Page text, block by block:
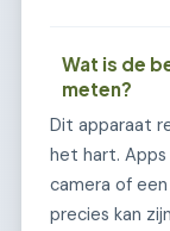
Wat is de
meten?
Dit apparaat
het hart.
camera of
precies kan